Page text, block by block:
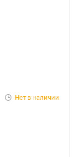
Нет в наличии